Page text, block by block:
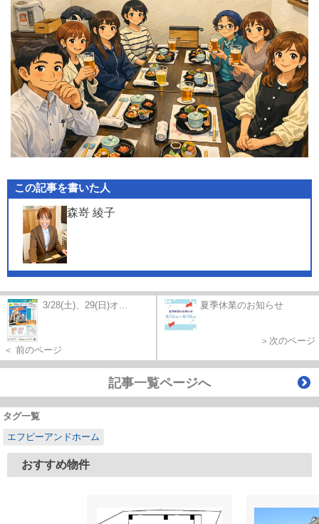
この記事を書いた人
森嵜 綾子
3/28(土)、29(日)オ...
＜ 前のページ
夏季休業のお知らせ
＞次のページ
記事一覧ページへ
タグ一覧
エフピーアンドホーム
おすすめ物件